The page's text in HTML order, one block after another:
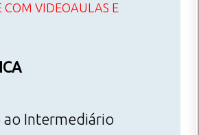
COM VIDEOAULAS E
ao Intermediário